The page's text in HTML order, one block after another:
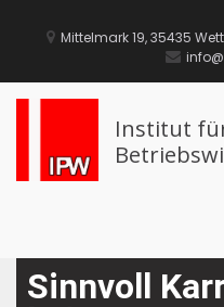
Mittelmark 19, 35435
Institut
Sinnvoll